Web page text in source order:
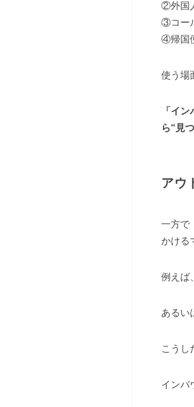
②外国
③コー
④帰国
使う場
「イ
ら“見
アウ
一方で
かける
例えば
あるい
こうし
インバ